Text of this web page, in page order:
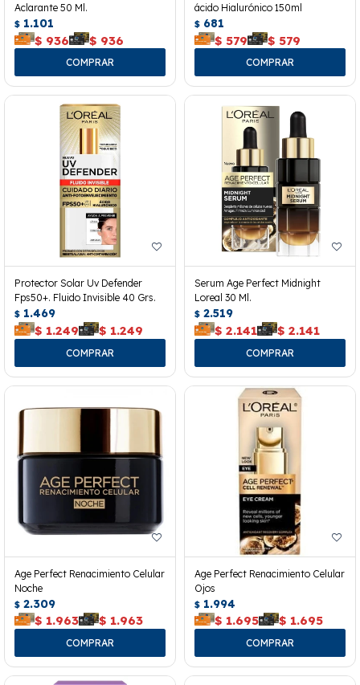
Aclarante 50 Ml.
$ 1.101
$ 936 $ 936
ácido Hialurónico 150ml
$ 681
$ 579 $ 579
Protector Solar Uv Defender
Fps50+. Fluido Invisible 40 Grs.
$ 1.469
$ 1.249 $ 1.249
Serum Age Perfect Midnight
Loreal 30 Ml.
$ 2.519
$ 2.141 $ 2.141
Age Perfect Renacimiento Celular
Noche
$ 2.309
$ 1.963 $ 1.963
Age Perfect Renacimiento Celular
Ojos
$ 1.994
$ 1.695 $ 1.695